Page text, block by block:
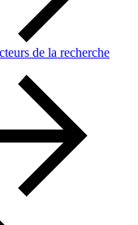
de la recherche